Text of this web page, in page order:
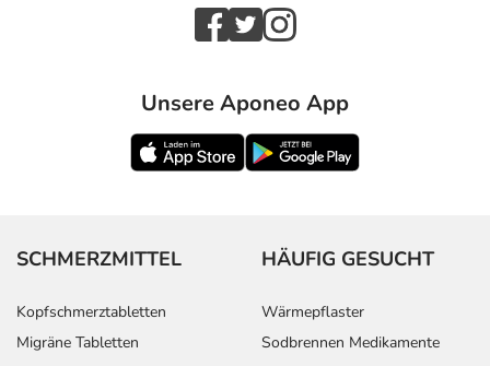
Unsere Aponeo App
SCHMERZMITTEL
Kopfschmerztabletten
Migräne Tabletten
HÄUFIG GESUCHT
Wärmepflaster
Sodbrennen Medikamente